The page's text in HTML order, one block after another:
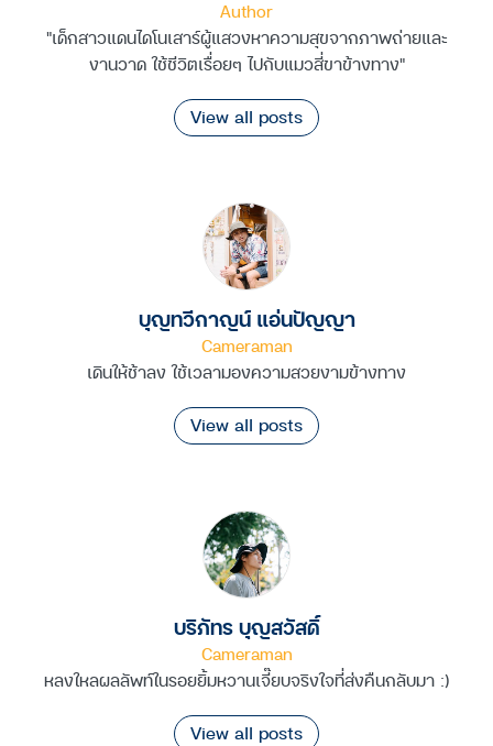
Author
"เด็กสาวแดนไดโนเสาร์ผู้แสวงหาความสุขจากภาพถ่ายและ
งานวาด ใช้ชีวิตเรื่อยๆ ไปกับแมวสี่ขาข้างทาง"
View all posts
บุญทวีกาญน์ แอ่นปัญญา
Cameraman
เดินให้ช้าลง ใช้เวลามองความสวยงามข้างทาง
View all posts
บริภัทร บุญสวัสดิ์
Cameraman
หลงใหลผลลัพท์ในรอยยิ้มหวานเจี๊ยบจริงใจที่ส่งคืนกลับมา :)
View all posts